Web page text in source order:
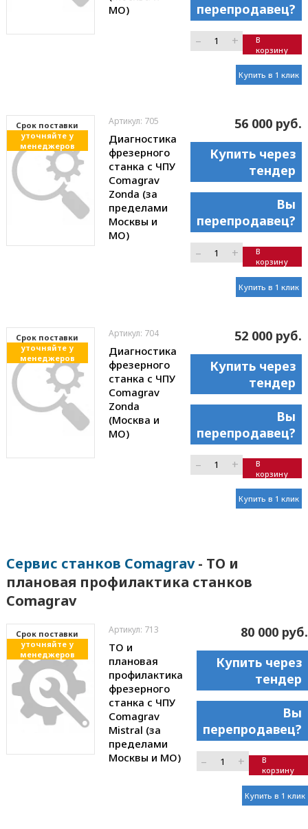
МО)
перепродавец?
– +
В
корзину
Купить в 1 клик
Cрок поставки
уточняйте у
менеджеров
Артикул: 705
Диагностика
фрезерного
станка с ЧПУ
Comagrav
Zonda (за
пределами
Москвы и
МО)
56 000 руб.
Купить через
тендер
Вы
перепродавец?
– +
В
корзину
Купить в 1 клик
Cрок поставки
уточняйте у
менеджеров
Артикул: 704
Диагностика
фрезерного
станка с ЧПУ
Comagrav
Zonda
(Москва и
МО)
52 000 руб.
Купить через
тендер
Вы
перепродавец?
– +
В
корзину
Купить в 1 клик
Сервис станков Comagrav- ТО и
плановая профилактика станков
Comagrav
Cрок поставки
уточняйте у
менеджеров
Артикул: 713
ТО и
плановая
профилактика
фрезерного
станка с ЧПУ
Comagrav
Mistral (за
пределами
Москвы и МО)
80 000 руб.
Купить через
тендер
Вы
перепродавец?
– +
В
корзину
Купить в 1 клик